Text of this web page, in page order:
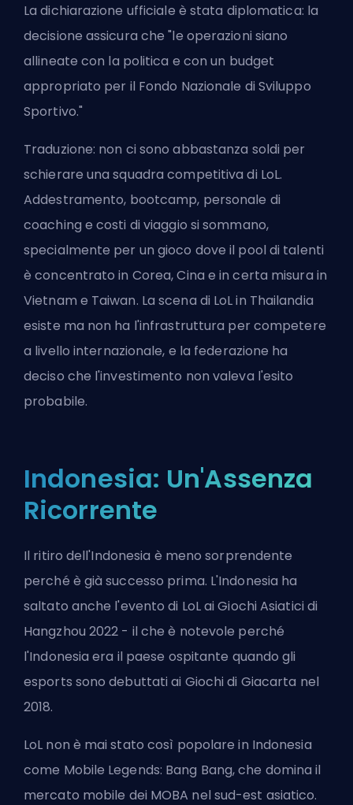
La dichiarazione ufficiale è stata diplomatica: la
decisione assicura che "le operazioni siano
allineate con la politica e con un budget
appropriato per il Fondo Nazionale di Sviluppo
Sportivo."
Traduzione: non ci sono abbastanza soldi per
schierare una squadra competitiva di LoL.
Addestramento, bootcamp, personale di
coaching e costi di viaggio si sommano,
specialmente per un gioco dove il pool di talenti
è concentrato in Corea, Cina e in certa misura in
Vietnam e Taiwan. La scena di LoL in Thailandia
esiste ma non ha l'infrastruttura per competere
a livello internazionale, e la federazione ha
deciso che l'investimento non valeva l'esito
probabile.
Indonesia: Un'Assenza
Ricorrente
Il ritiro dell'Indonesia è meno sorprendente
perché è già successo prima. L'Indonesia ha
saltato anche l'evento di LoL ai Giochi Asiatici di
Hangzhou 2022 - il che è notevole perché
l'Indonesia era il paese ospitante quando gli
esports sono debuttati ai Giochi di Giacarta nel
2018.
LoL non è mai stato così popolare in Indonesia
come Mobile Legends: Bang Bang, che domina il
mercato mobile dei MOBA nel sud-est asiatico.